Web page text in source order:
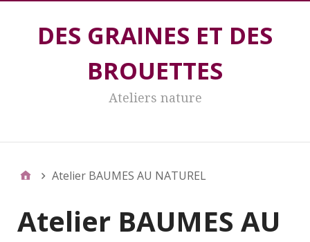
DES GRAINES ET DES
BROUETTES
Ateliers nature
Atelier BAUMES AU NATUREL
Atelier BAUMES AU